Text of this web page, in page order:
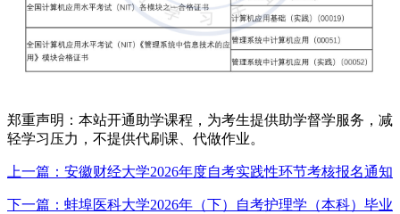
郑重声明：本站开通助学课程，为考生提供助学督学服务，减
轻学习压力，不提供代刷课、代做作业。
上一篇：安徽财经大学2026年度自考实践性环节考核报名通知
下一篇：蚌埠医科大学2026年（下）自考护理学（本科）毕业